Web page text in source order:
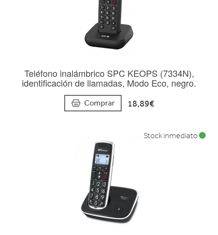
Teléfono inalámbrico SPC KEOPS (7334N),
identificación de llamadas, Modo Eco, negro.
Comprar 18,89€
Stock inmediato